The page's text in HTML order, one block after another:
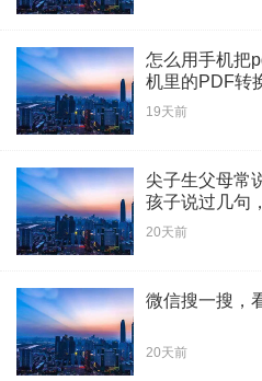
怎么用手机把
机里的PDF转
19天前
尖子生父母常
孩子说过几句
20天前
微信搜一搜，
20天前